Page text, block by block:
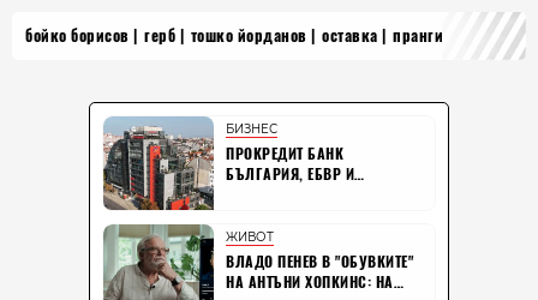
бойко борисов герб тошко йорданов оставка пранги